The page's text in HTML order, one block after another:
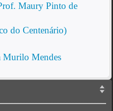
Maury Pinto de
do Centenário)
Murilo Mendes